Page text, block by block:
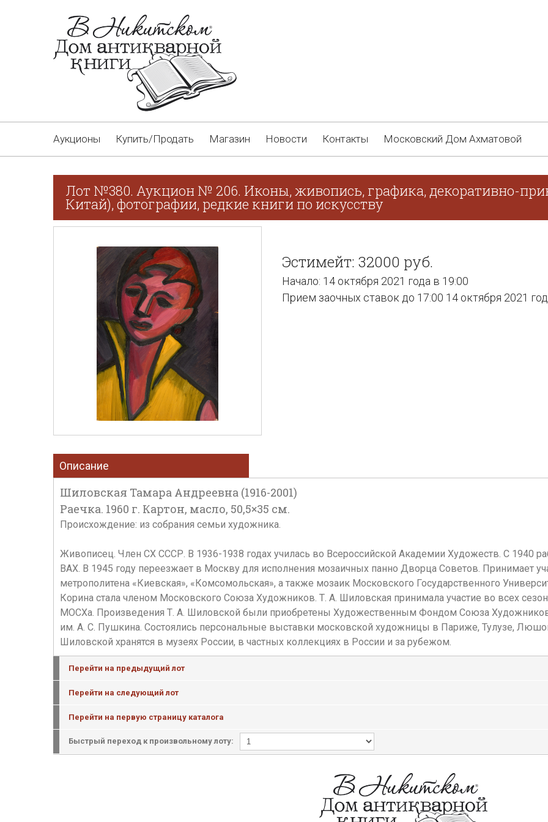
Аукционы Купить/Продать Магазин Новости Контакты Московский Дом Ахматовой
Лот №380. Аукцион № 206. Иконы, живопись, графика, декоративно-
Китай), фотографии, редкие книги по искусству
Эстимейт: 32000 руб.
Начало: 14 октября 2021 года в 19:00
Прием заочных ставок до 17:00 14 октября 2021
Описание
Шиловская Тамара Андреевна (1916-2001)
Раечка. 1960 г. Картон, масло, 50,5×35 см.
Происхождение: из собрания семьи художника.
Живописец. Член СХ СССР. В 1936-1938 годах училась во Всероссийской Академии Художеств. С 1940
ВАХ. В 1945 году переезжает в Москву для исполнения мозаичных панно Дворца Советов. Принимает
метрополитена «Киевская», «Комсомольская», а также мозаик Московского Государственного
Корина стала членом Московского Союза Художников. Т. А. Шиловская принимала участие во всех
МОСХа. Произведения Т. А. Шиловской были приобретены Художественным Фондом Союза Художников
им. А. С. Пушкина. Состоялись персональные выставки московской художницы в Париже, Тулузе,
Шиловской хранятся в музеях России, в частных коллекциях в России и за рубежом.
Перейти на предыдущий лот
Перейти на следующий лот
Перейти на первую страницу каталога
Быстрый переход к произвольному лоту: